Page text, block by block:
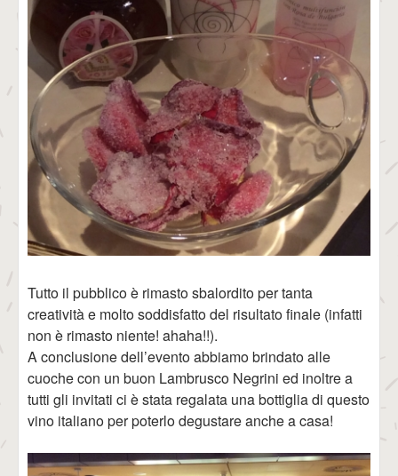
Tutto il pubblico è rimasto sbalordito per tanta
creatività e molto soddisfatto del risultato finale (infatti
non è rimasto niente! ahaha!!).
A conclusione dell’evento abbiamo brindato alle
cuoche con un buon Lambrusco Negrini ed inoltre a
tutti gli invitati ci è stata regalata una bottiglia di questo
vino italiano per poterlo degustare anche a casa!